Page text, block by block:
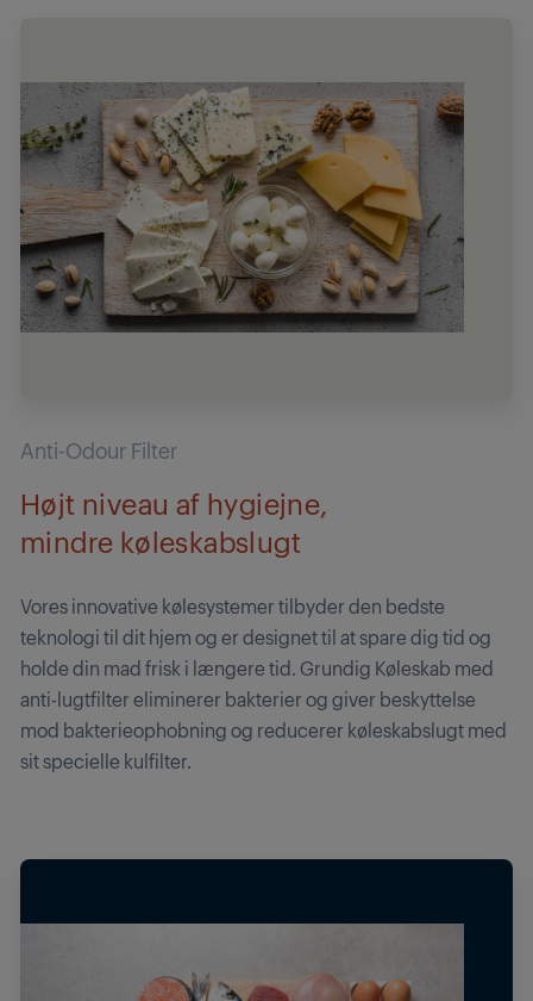
Anti-Odour Filter
Højt niveau af hygiejne,
mindre køleskabslugt
Vores innovative kølesystemer tilbyder den bedste
teknologi til dit hjem og er designet til at spare dig tid og
holde din mad frisk i længere tid. Grundig Køleskab med
anti-lugtfilter eliminerer bakterier og giver beskyttelse
mod bakterieophobning og reducerer køleskabslugt med
sit specielle kulfilter.